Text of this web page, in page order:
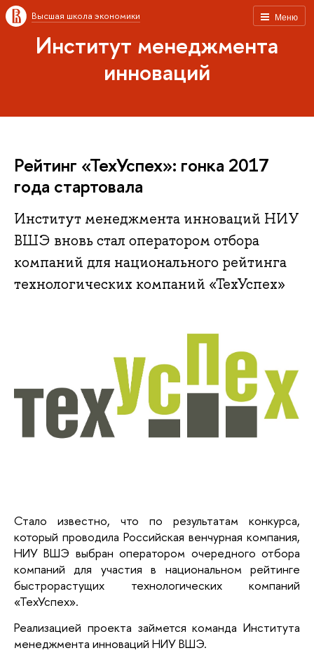
Меню
Высшая школа экономики
Институт менеджмента
инноваций
Рейтинг «ТехУспех»: гонка 2017
года стартовала
Институт менеджмента инноваций НИУ
ВШЭ вновь стал оператором отбора
компаний для национального рейтинга
технологических компаний «ТехУспех»
Стало известно, что по результатам конкурса,
который проводила Российская венчурная компания,
НИУ ВШЭ выбран оператором очередного отбора
компаний для участия в национальном рейтинге
быстрорастущих технологических компаний
«ТехУспех».
Реализацией проекта займется команда Института
менеджмента инноваций НИУ ВШЭ.